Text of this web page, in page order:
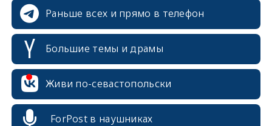
Раньше всех и прямо в телефон
Большие темы и драмы
Живи по-севастопольски
ForPost в наушниках
erid: 2SDnjcrDNw6